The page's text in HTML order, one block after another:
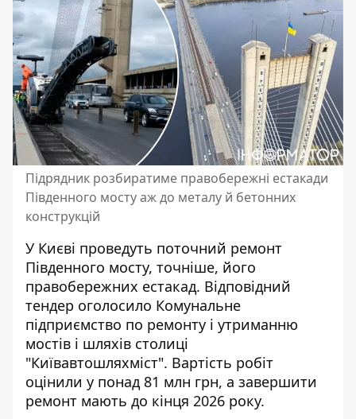
Підрядник розбиратиме правобережні естакади
Південного мосту аж до металу й бетонних
конструкцій
У Києві проведуть поточний ремонт
Південного мосту, точніше, його
правобережних естакад. Відповідний
тендер оголосило Комунальне
підприємство по ремонту і утриманню
мостів і шляхів столиці
"Київавтошляхміст". Вартість робіт
оцінили у понад 81 млн грн, а завершити
ремонт мають до кінця 2026 року.